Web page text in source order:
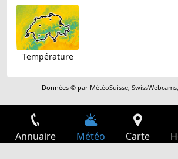
Température
Données © par MétéoSuisse,SwissWebcams
Annuaire Météo Carte